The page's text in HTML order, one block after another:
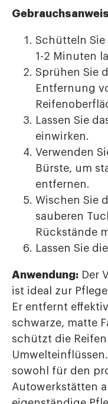
Schütteln Sie
1-2 Minuten
Sprühen Sie
Entfernung
Lassen Sie
einwirken.
Verwenden
Bürste, um
entfernen.
Wischen Sie
sauberen
Rückstände
Lassen Sie
Anwendung: Der
ist ideal zur
Er entfernt
schwarze, matte
schützt die
sowohl für den
Autowerkstätten